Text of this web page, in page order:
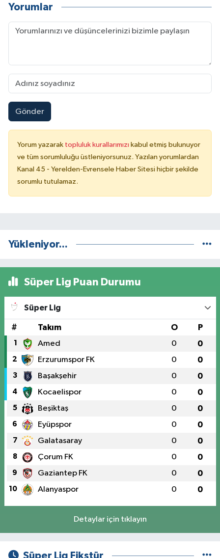
Yorumlar
Gönder
Yorum yazarak topluluk kurallarımızı kabul etmiş bulunuyor
ve tüm sorumluluğu üstleniyorsunuz. Yazılan yorumlardan
Kanal 45 - Yerelden-Evrensele Haber Sitesi hiçbir şekilde
sorumlu tutulamaz.
Yükleniyor...
Süper Lig Puan Durumu
Süper Lig
# Takım O P
1 Amed 0 0
2 Erzurumspor FK 0 0
3 Başakşehir 0 0
4 Kocaelispor 0 0
5 Beşiktaş 0 0
6 Eyüpspor 0 0
7 Galatasaray 0 0
8 Çorum FK 0 0
9 Gaziantep FK 0 0
10 Alanyaspor 0 0
Detaylar için tıklayın
Süper Lig Fikstür